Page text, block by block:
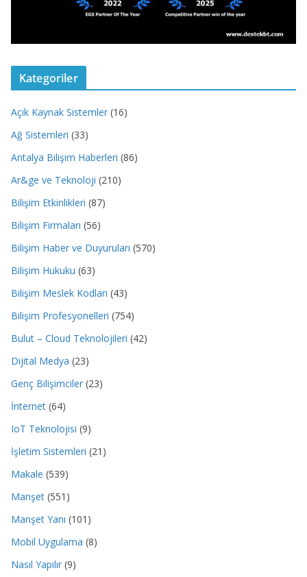
Kategoriler
Açık Kaynak Sistemler (16)
Ağ Sistemleri (33)
Antalya Bilişim Haberleri (86)
Ar&ge ve Teknoloji (210)
Bilişim Etkinlikleri (87)
Bilişim Firmaları (56)
Bilişim Haber ve Duyuruları (570)
Bilişim Hukuku (63)
Bilişim Meslek Kodları (43)
Bilişim Profesyonelleri (754)
Bulut – Cloud Teknolojileri (42)
Dijital Medya (23)
Genç Bilişimciler (23)
İnternet (64)
IoT Teknolojisi (9)
İşletim Sistemleri (21)
Makale (539)
Manşet (551)
Manşet Yanı (101)
Mobil Uygulama (8)
Nasıl Yapılır (9)